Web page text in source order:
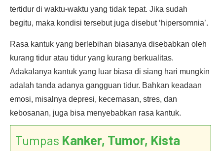
tertidur di waktu-waktu yang tidak tepat. Jika sudah
begitu, maka kondisi tersebut juga disebut ‘hipersomnia’.
Rasa kantuk yang berlebihan biasanya disebabkan oleh
kurang tidur atau tidur yang kurang berkualitas.
Adakalanya kantuk yang luar biasa di siang hari mungkin
adalah tanda adanya gangguan tidur. Bahkan keadaan
emosi, misalnya depresi, kecemasan, stres, dan
kebosanan, juga bisa menyebabkan rasa kantuk.
Tumpas Kanker, Tumor, Kista